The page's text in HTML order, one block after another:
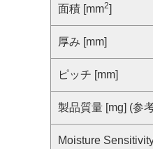
面積 [mm2]
厚み [mm]
ピッチ [mm]
製品質量 [mg] (参
Moisture